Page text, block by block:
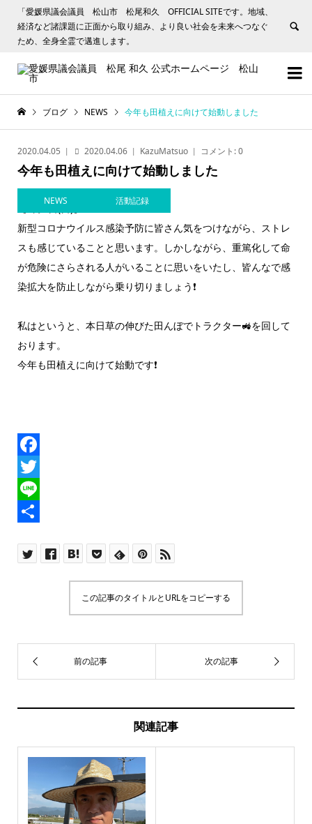
「愛媛県議会議員 松山市 松尾和久 OFFICIAL SITEです。地域、
経済など諸課題に正面から取り組み、より良い社会を未来へつなぐ
ため、全身全霊で邁進します。


ブログ NEWS 今年も田植えに向けて始動しました
2020.04.05 2020.04.06 KazuMatsuo コメント:0
今年も田植えに向けて始動しました
NEWS 活動記録
【4月5日(日)】
新型コロナウイルス感染予防に皆さん気をつけながら、ストレ
スも感じていることと思います。しかしながら、重篤化して命
が危険にさらされる人がいることに思いをいたし、皆んなで感
染拡大を防止しながら乗り切りましょう ❗️
私はというと、本日草の伸びた田んぼでトラクター🚜を回して
おります。
今年も田植えに向けて始動です❗️
F
a
c
b
T
w
L
n有
この記事のタイトルとURLをコピーする
関連記事